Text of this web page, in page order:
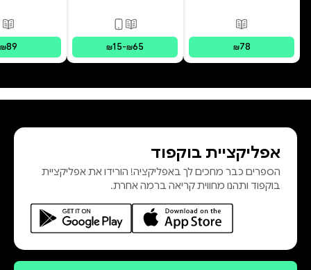
שמות חלק א׳ כולל פרשות משפטים
פורמטים זמינים מודפס
₪78
פורמטים זמינים
מודפס,
₪15-₪65
₪89
אפליקציית בוקפוד
הספרים כבר מחכים לך באפליקציה! הורידו את אפליקציית
בוקפוד ותהנו מחווית קריאה ברמה אחרת.